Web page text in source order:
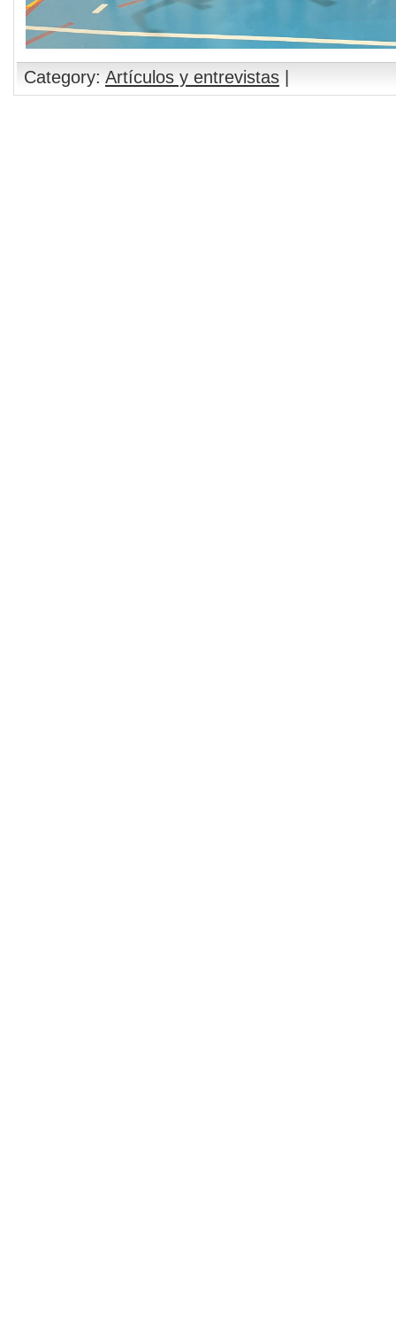
Category: Artículos y entrevistas